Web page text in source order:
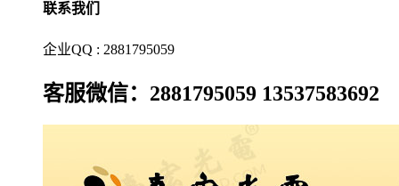
联系我们
企业QQ : 2881795059
客服微信：2881795059 13537583692